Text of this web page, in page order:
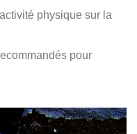
physique sur la
pour